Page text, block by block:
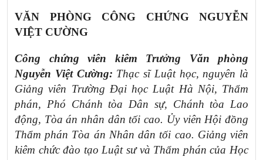
VĂN PHÒNG CÔNG CHỨNG NGUYỄN
VIỆT CƯỜNG
Công chứng viên kiêm Trưởng Văn phòng
Nguyễn Việt Cường: Thạc sĩ Luật học, nguyên là
Giảng viên Trường Đại học Luật Hà Nội, Thẩm
phán, Phó Chánh tòa Dân sự, Chánh tòa Lao
động, Tòa án nhân dân tối cao. Ủy viên Hội đồng
Thẩm phán Tòa án Nhân dân tối cao. Giảng viên
kiêm chức đào tạo Luật sư và Thẩm phán của Học